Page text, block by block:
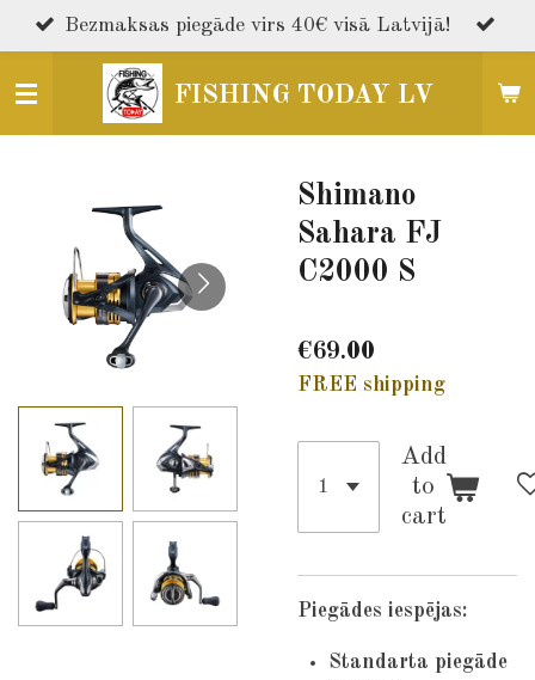
Skip
to
main
FISHING TODAY LV
Bezmaksas piegāde virs 40€ visā Latvijā!
Shimano
Sahara FJ
C2000 S
€69.00
FREE shipping
Add
to
cart
Piegādes iespējas:
Standarta piegāde